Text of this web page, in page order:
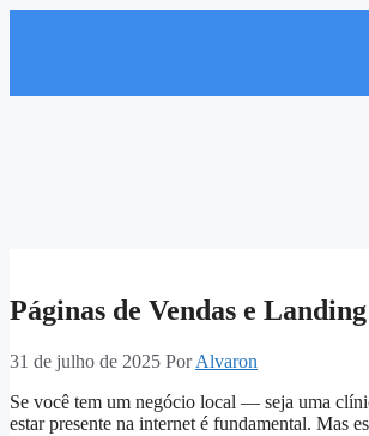
Páginas de Vendas e
31 de julho de 2025 PorAlvaron
Se você tem um negócio local — seja uma
estar presente na internet é fundamental. Mas